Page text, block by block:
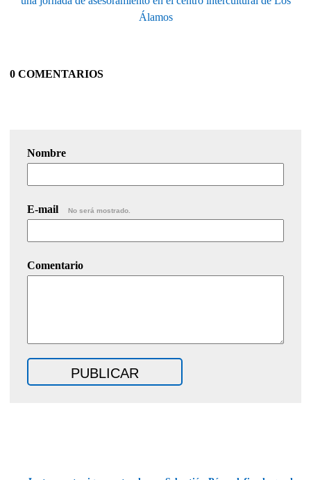
Álamos
0 COMENTARIOS
Nombre
E-mail No será mostrado.
Comentario